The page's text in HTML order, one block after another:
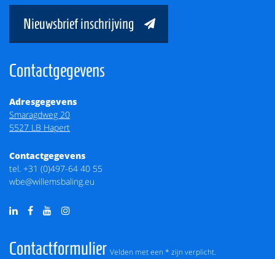
Nieuwsbrief inschrijving
Contactformulier Velden met een * zijn verplicht.
Contactgegevens
Adresgegevens
Smaragdweg 20
5527 LB Hapert
Contactgegevens
tel. +31 (0)497-64 40 55
wbe@willemsbaling.eu